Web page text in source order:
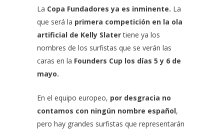
La Copa Fundadores ya es inminente. La
que será la primera competición en la ola
artificial de Kelly Slatertiene ya los
nombres de los surfistas que se verán las
caras en la Founders Cup los días 5 y 6 de
mayo.
En el equipo europeo, por desgracia no
contamos con ningún nombre español,
pero hay grandes surfistas que representarán